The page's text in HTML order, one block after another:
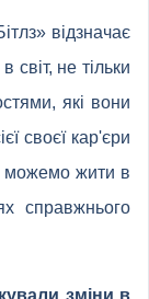
відзначає
не тільки
які вони
своєї кар'єри
можемо жити в
справжнього
зміни в